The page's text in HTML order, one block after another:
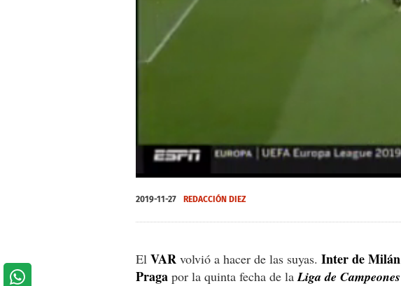
of
1
2019-11-27 REDACCIÓN DIEZ
El VAR volvió a hacer de las suyas. Inter de Milán
Praga por la quinta fecha de la Liga de Campeones